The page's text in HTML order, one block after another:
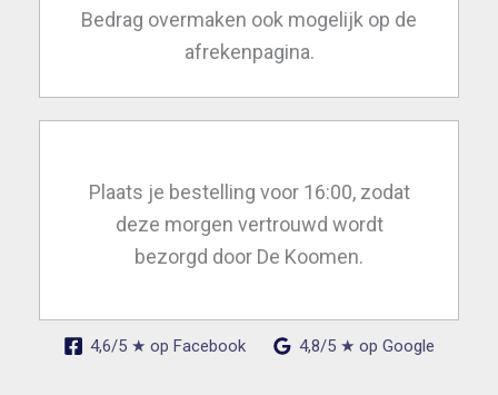
Bedrag overmaken ook mogelijk op de
afrekenpagina.
Plaats je bestelling voor 16:00, zodat
deze morgen vertrouwd wordt
bezorgd door De Koomen.
4,6/5 ★ op Facebook 4,8/5 ★ op Google